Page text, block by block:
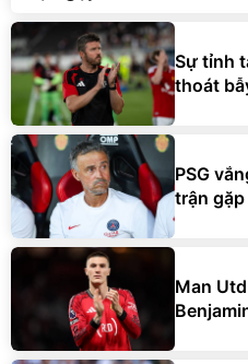
Sự tỉnh
thoát
PSG
trận gặp
Man